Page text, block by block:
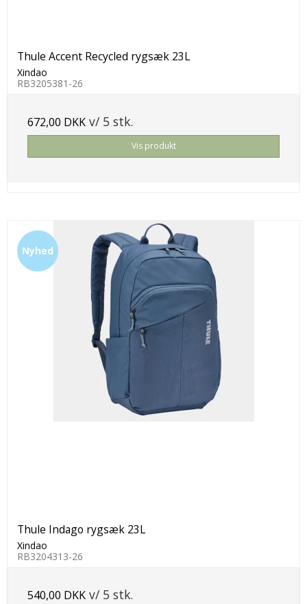
Thule Accent Recycled rygsæk 23L
Xindao
RB3205381-26
672,00 DKK v/ 5 stk.
Vis produkt
Nyhed
Thule Indago rygsæk 23L
Xindao
RB3204313-26
540,00 DKK v/ 5 stk.